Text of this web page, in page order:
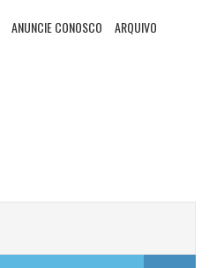
ANUNCIE CONOSCO ARQUIVO